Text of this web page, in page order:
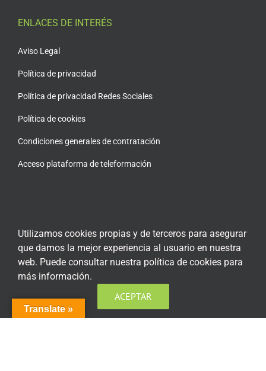
ENLACES DE INTERÉS
Aviso Legal
Política de privacidad
Política de privacidad Redes Sociales
Política de cookies
Condiciones generales de contratación
Acceso plataforma de teleformación
ENCUÉNTRANOS EN LAS REDES SOCIALES
Translate »
Utilizamos cookies propias y de terceros para asegurar
que damos la mejor experiencia al usuario en nuestra
web. Puede consultar nuestra política de cookies para
más información.
ACEPTAR